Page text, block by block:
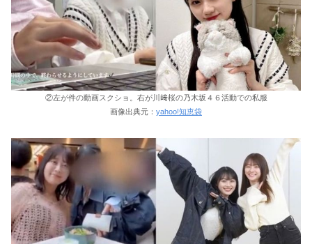
②左が件の動画スクショ。右が川﨑桜の乃木坂４６活動での私服
画像出典元： yahoo!知恵袋